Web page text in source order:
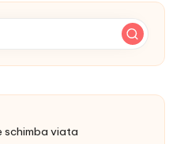
schimba viata